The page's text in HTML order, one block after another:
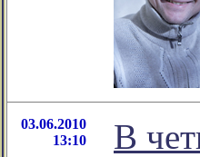
03.06.2010
13:10
В